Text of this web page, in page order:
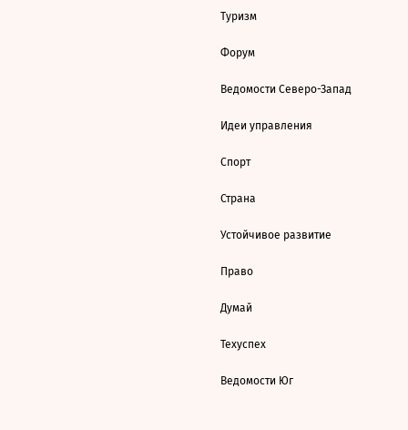
Туризм
Форум
Ведомости Северо-Запад
Идеи управления
Спорт
Страна
Устойчивое развитие
Право
Думай
Техуспех
Ведомости Юг